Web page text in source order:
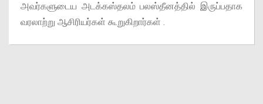
அவர்களுடைய அடக்கஸ்தலம் பலஸ்தீனத்தில் இருப்பதாக
வரலாற்று ஆசிரியர்கள் கூறுகிறார்கள் .